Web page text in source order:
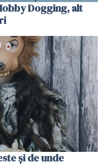
Dogging, alt
și de unde